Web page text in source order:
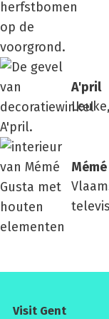
A'pril
Visit Gent